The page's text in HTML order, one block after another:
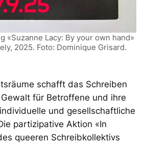
«Suzanne Lacy: By your own hand»
2025. Foto: Dominique Grisard.
schafft das Schreiben
für Betroffene und ihre
und gesellschaftliche
partizipative Aktion «In
queeren Schreibkollektivs